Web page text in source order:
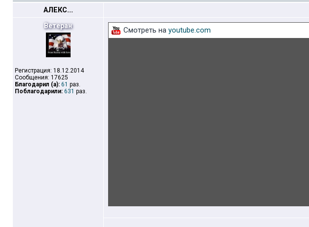
АЛЕКС...
Ветеран
Регистрация: 18.12.2014
Сообщения: 17625
Благодарил (а): 61 раз.
Поблагодарили: 631 раз.
Смотреть на youtube.com